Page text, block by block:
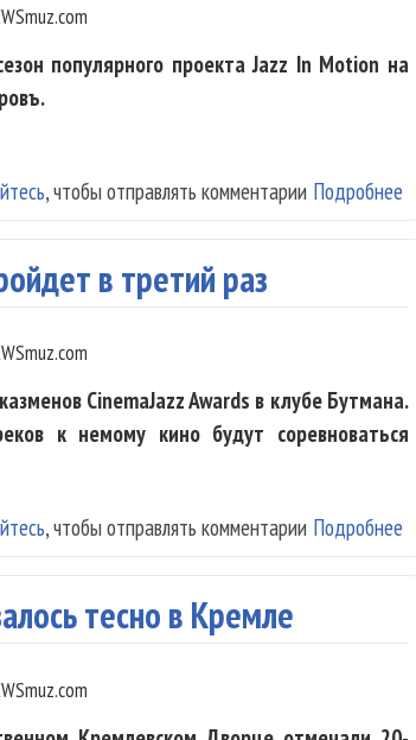
популярного проекта Jazz In Motion на
Подробнее
, чтобы отправлять комментарии
в третий раз
CinemaJazz Awards в клубе Бутмана.
к немому кино будут соревноваться
Подробнее
, чтобы отправлять комментарии
тесно в Кремле